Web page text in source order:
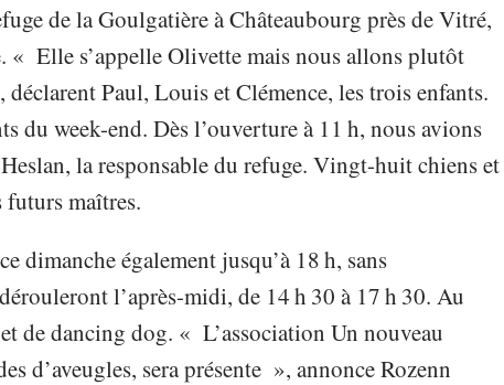
de la Goulgatière à Châteaubourg près de Vitré,
« Elle s’appelle Olivette mais nous allons plutôt
Paul, Louis et Clémence, les trois enfants.
du week-end. Dès l’ouverture à 11 h, nous avions
la responsable du refuge. Vingt-huit chiens et
maîtres.
dimanche également jusqu’à 18 h, sans
l’après-midi, de 14 h 30 à 17 h 30. Au
de dancing dog. « L’association Un nouveau
d’aveugles, sera présente », annonce Rozenn